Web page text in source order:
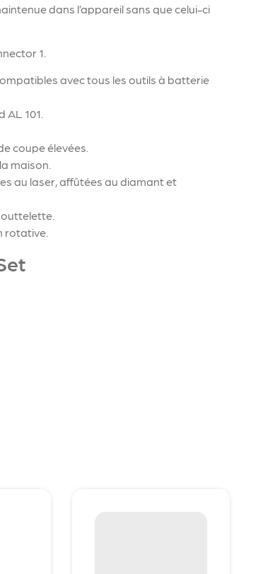
dans l’appareil sans que celui-ci
1.
avec tous les outils à batterie
101.
coupe élevées.
maison.
au laser, affûtées au diamant et
rotative.